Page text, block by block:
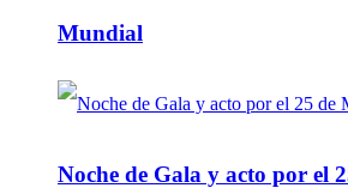
Mundial
Noche de Gala y acto por el